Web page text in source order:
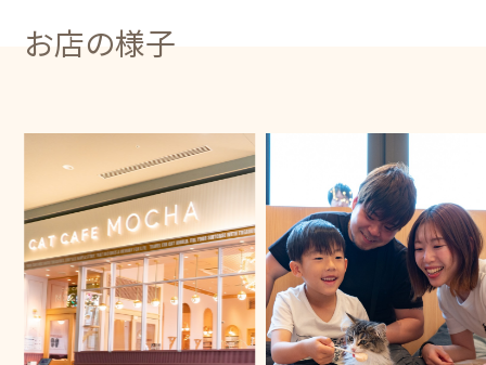
お店の様子